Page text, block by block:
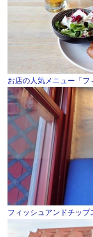
お店の人気メニュー「フ
フィッシュアンドチップ